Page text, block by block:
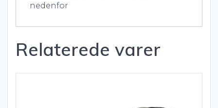
nedenfor
Relaterede varer